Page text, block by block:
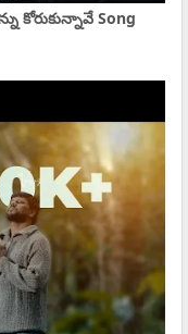
కోరుకున్నావే Song